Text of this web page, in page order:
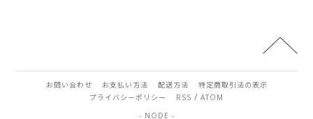
お問い合わせ お支払い方法 配送方法
特定商取引法の表示
プライバシーポリシー
RSS / ATOM
- NODE -